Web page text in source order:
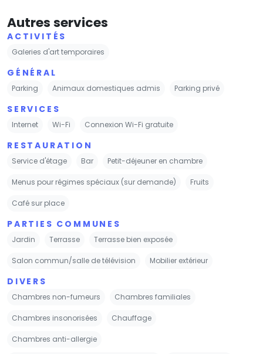
Autres services
ACTIVITÉS
Galeries d'art temporaires
GÉNÉRAL
Parking Animaux domestiques admis Parking privé
SERVICES
Internet Wi-Fi Connexion Wi-Fi gratuite
RESTAURATION
Service d'étage Bar Petit-déjeuner en chambre
Menus pour régimes spéciaux (sur demande) Fruits
Café sur place
PARTIES COMMUNES
Jardin Terrasse Terrasse bien exposée
Salon commun/salle de télévision Mobilier extérieur
DIVERS
Chambres non-fumeurs Chambres familiales
Chambres insonorisées Chauffage
Chambres anti-allergie